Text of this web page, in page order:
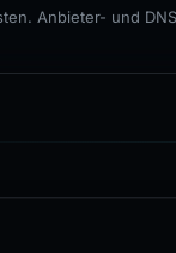
Anbieter- und